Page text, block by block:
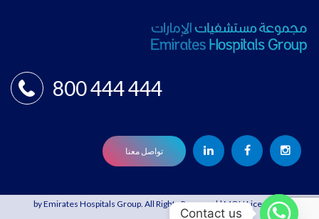
800 444 444
تواصل معنا
© 2021 by Emirates Hospitals Group. All Rights Reserved | MOH License:
Contact us